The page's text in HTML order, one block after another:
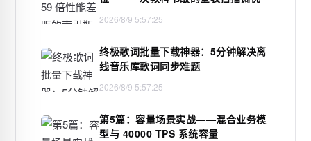
2026/8/9 5:57:25
终极歌词批量下载神器：5分钟解决离
线音乐库歌词同步难题
2026/8/9 5:57:25
第5篇：容量场景实战——混合业务模
型与 40000 TPS 系统容量